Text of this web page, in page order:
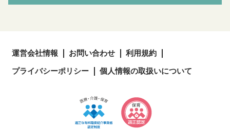
運営会社情報 お問い合わせ 利用規約
プライバシーポリシー 個人情報の取扱いについて